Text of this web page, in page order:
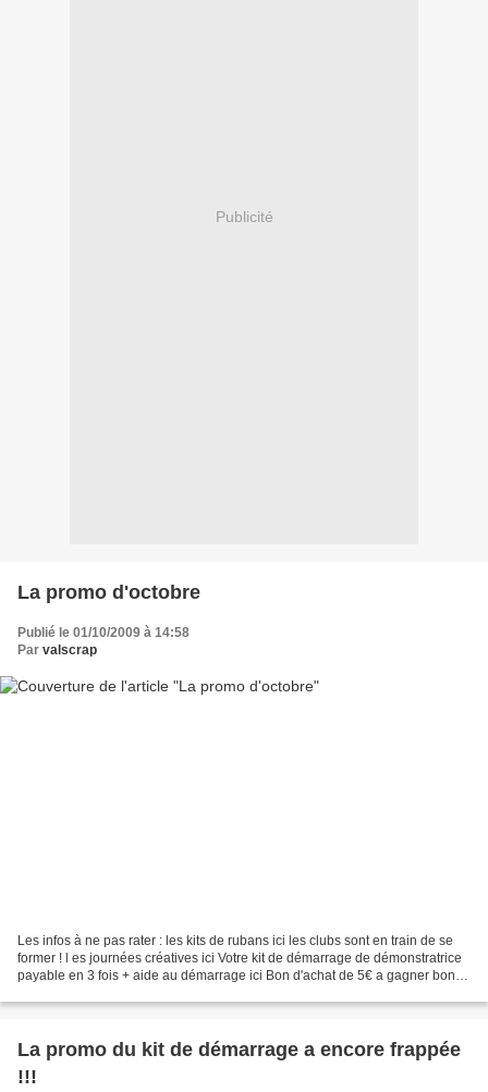
Publicité
La promo d'octobre
Publié le 01/10/2009 à 14:58
Par valscrap
Les infos à ne pas rater : les kits de rubans ici les clubs sont en train de se
former ! l es journées créatives ici Votre kit de démarrage de démonstratrice
payable en 3 fois + aide au démarrage ici Bon d'achat de 5€ a gagner bon
La promo du kit de démarrage a encore frappée
!!!